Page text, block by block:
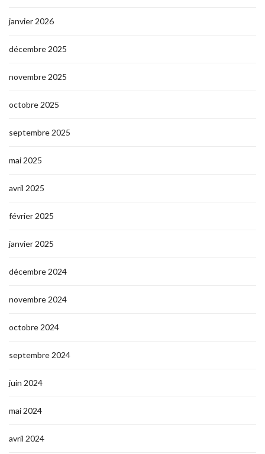
janvier 2026
décembre 2025
novembre 2025
octobre 2025
septembre 2025
mai 2025
avril 2025
février 2025
janvier 2025
décembre 2024
novembre 2024
octobre 2024
septembre 2024
juin 2024
mai 2024
avril 2024